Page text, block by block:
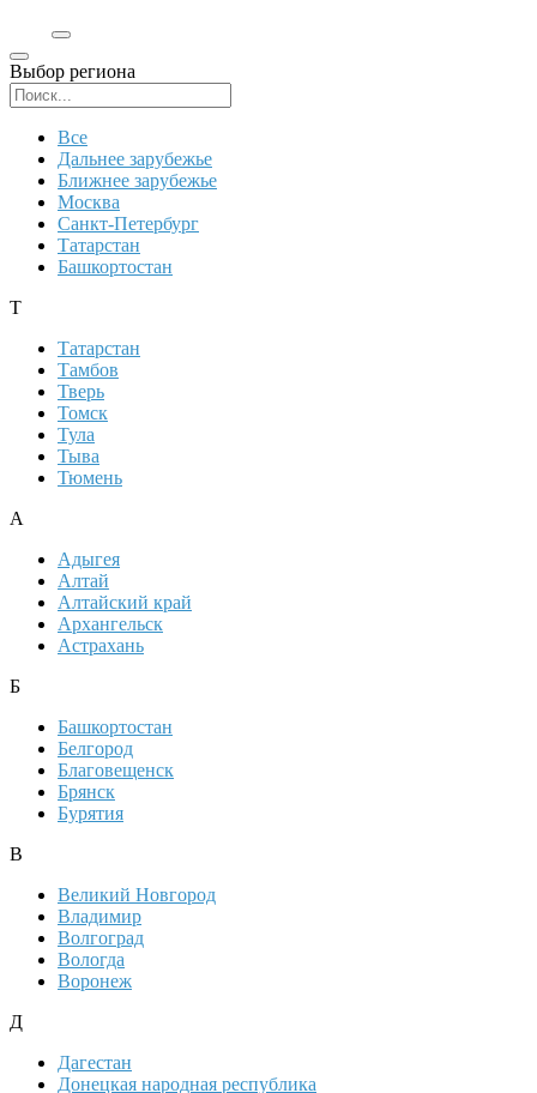
Выбор региона
Все
Дальнее зарубежье
Ближнее зарубежье
Москва
Санкт-Петербург
Татарстан
Башкортостан
Т
Татарстан
Тамбов
Тверь
Томск
Тула
Тыва
Тюмень
А
Адыгея
Алтай
Алтайский край
Архангельск
Астрахань
Б
Башкортостан
Белгород
Благовещенск
Брянск
Бурятия
В
Великий Новгород
Владимир
Волгоград
Вологда
Воронеж
Д
Дагестан
Донецкая народная республика